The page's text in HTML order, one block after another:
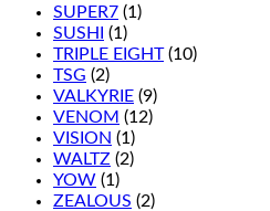
SUPER7 (1)
SUSHI
(1)
TRIPLE EIGHT (10)
TSG (2)
VALKYRIE (9)
VENOM (12)
VISION (1)
WALTZ (2)
YOW (1)
ZEALOUS (2)